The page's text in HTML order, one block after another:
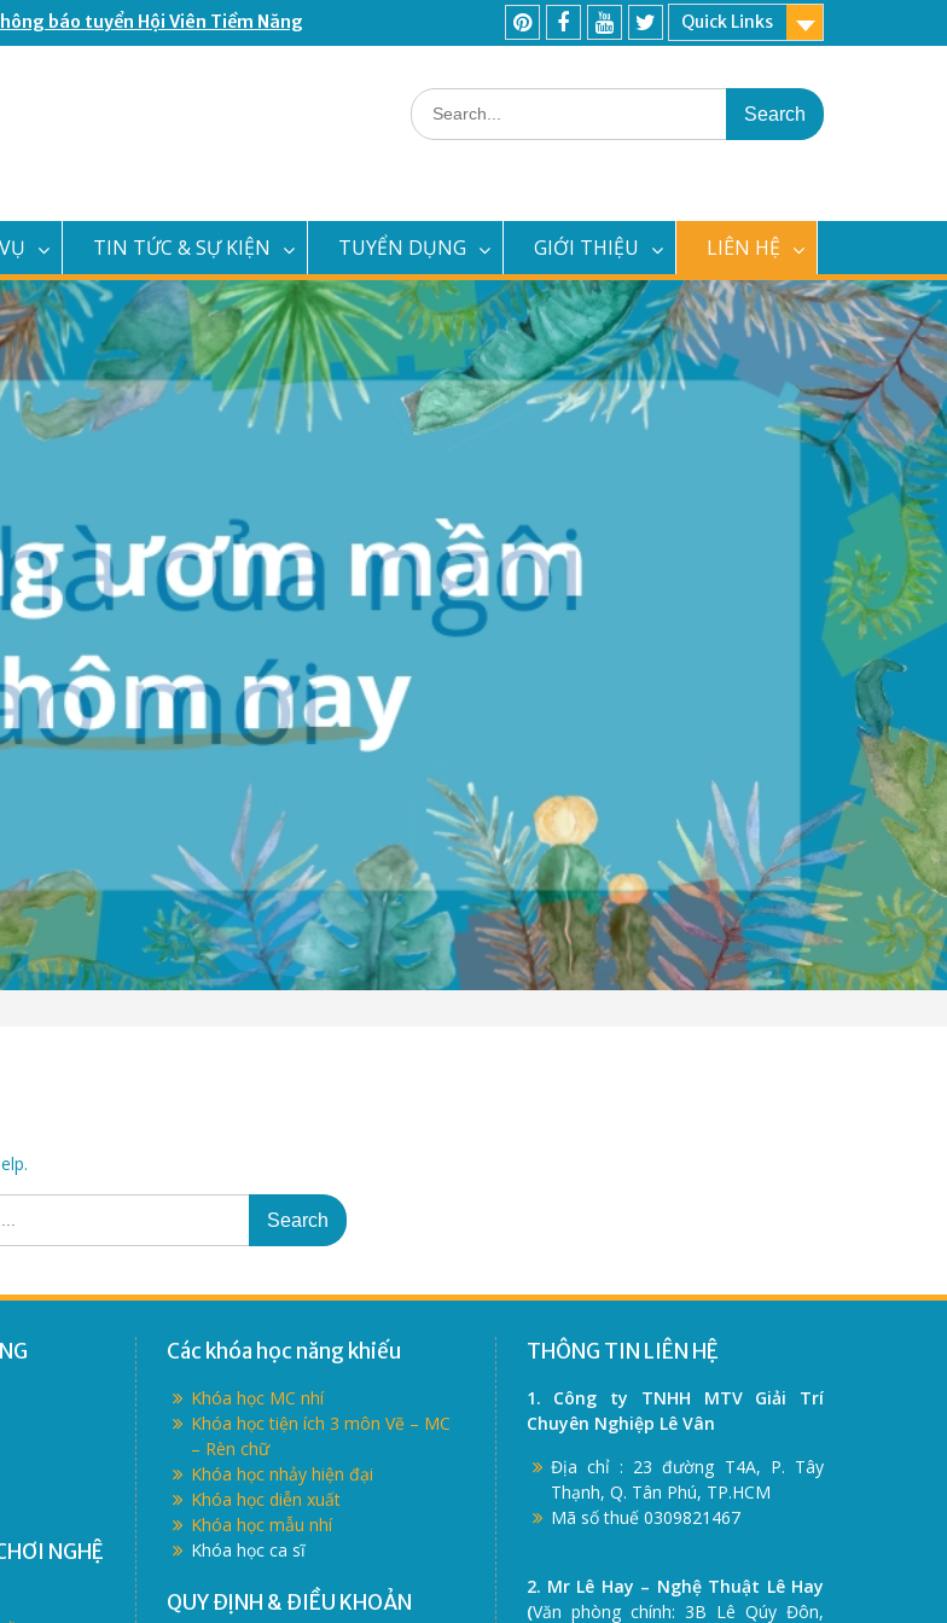
báo tuyển Hội Viên Tiềm Năng
Văn Nghệ Búp Sen Hồng
và địa điểm giao dịch
Quick Links
PinterestFacebookYoutubeTwitter
Search
for:
TIN TỨC & SỰ KIỆN TUYỂN DỤNG GIỚI THIỆU LIÊN HỆ
NGHỆ
Các khóa học năng khiếu
Khóa học MC nhí
Khóa học tiện ích 3 môn Vẽ – MC
– Rèn chữ
Khóa học nhảy hiện đại
Khóa học diễn xuất
Khóa học mẫu nhí
Khóa học ca sĩ
QUY ĐỊNH & ĐIỀU KHOẢN
THÔNG TIN LIÊN HỆ
1. Công ty TNHH MTV Giải Trí
Chuyên Nghiệp Lê Vân
Địa chỉ : 23 đường T4A, P. Tây
Thạnh, Q. Tân Phú, TP.HCM
Mã số thuế 0309821467
2. Mr Lê Hay – Nghệ Thuật Lê Hay
(Văn phòng chính: 3B Lê Qúy Đôn,